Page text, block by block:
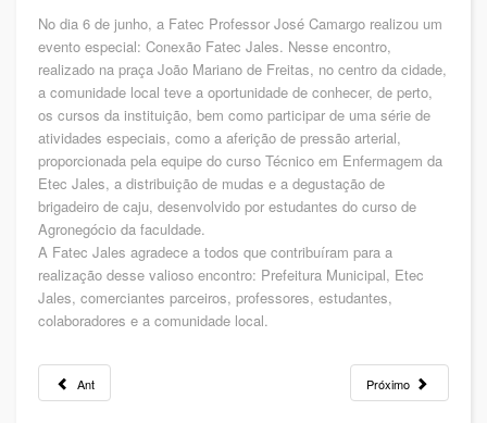
No dia 6 de junho, a Fatec Professor José Camargo realizou um
evento especial: Conexão Fatec Jales. Nesse encontro,
realizado na praça João Mariano de Freitas, no centro da cidade,
a comunidade local teve a oportunidade de conhecer, de perto,
os cursos da instituição, bem como participar de uma série de
atividades especiais, como a aferição de pressão arterial,
proporcionada pela equipe do curso Técnico em Enfermagem da
Etec Jales, a distribuição de mudas e a degustação de
brigadeiro de caju, desenvolvido por estudantes do curso de
Agronegócio da faculdade.
A Fatec Jales agradece a todos que contribuíram para a
realização desse valioso encontro: Prefeitura Municipal, Etec
Jales, comerciantes parceiros, professores, estudantes,
colaboradores e a comunidade local.
Ant Próximo